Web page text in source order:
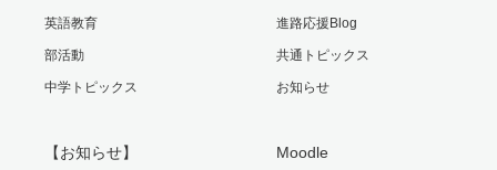
英語教育
部活動
中学トピックス
進路応援Blog
共通トピックス
お知らせ
【お知らせ】 Moodle